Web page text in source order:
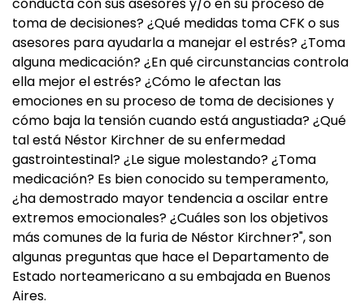
toma de decisiones? ¿Qué medidas toma CFK o sus
asesores para ayudarla a manejar el estrés? ¿Toma
alguna medicación? ¿En qué circunstancias controla
ella mejor el estrés? ¿Cómo le afectan las
emociones en su proceso de toma de decisiones y
cómo baja la tensión cuando está angustiada? ¿Qué
tal está Néstor Kirchner de su enfermedad
gastrointestinal? ¿Le sigue molestando? ¿Toma
medicación? Es bien conocido su temperamento,
¿ha demostrado mayor tendencia a oscilar entre
extremos emocionales? ¿Cuáles son los objetivos
más comunes de la furia de Néstor Kirchner?", son
algunas preguntas que hace el Departamento de
Estado norteamericano a su embajada en Buenos
Aires.